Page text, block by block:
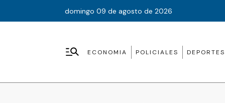
domingo 09 de agosto de 2026
ECONOMIA POLICIALES DEPORTES